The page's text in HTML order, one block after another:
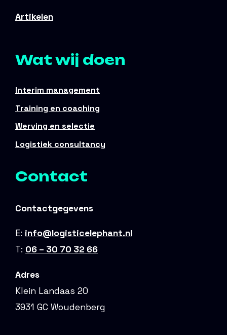
Artikelen
Wat wij doen
Interim management
Training en coaching
Werving en selectie
Logistiek consultancy
Contact
Contactgegevens
E: info@logisticelephant.nl
T: 06 – 30 70 32 66
Adres
Klein Landaas 20
3931 GC Woudenberg